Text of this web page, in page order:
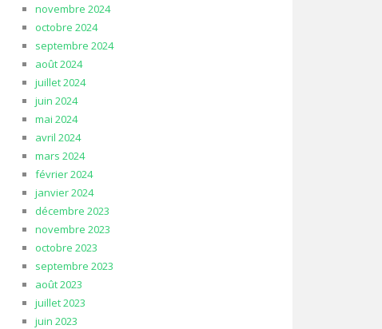
novembre 2024
octobre 2024
septembre 2024
août 2024
juillet 2024
juin 2024
mai 2024
avril 2024
mars 2024
février 2024
janvier 2024
décembre 2023
novembre 2023
octobre 2023
septembre 2023
août 2023
juillet 2023
juin 2023